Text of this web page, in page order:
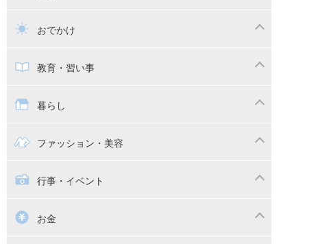
トイトレ
乳幼児健診・予防接種
おでかけ
子供とおでかけ
抱っこ紐
教育・習い事
教育・習い事
幼稚園
絵本
暮らし
ママの日常
家族関係・夫婦関係
掃除
ファッション・美容
子供の服・ファッション
行事・イベント
漫画 お金